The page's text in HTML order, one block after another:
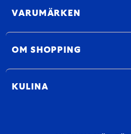
VARUMÄRKEN
OM SHOPPING
KULINA